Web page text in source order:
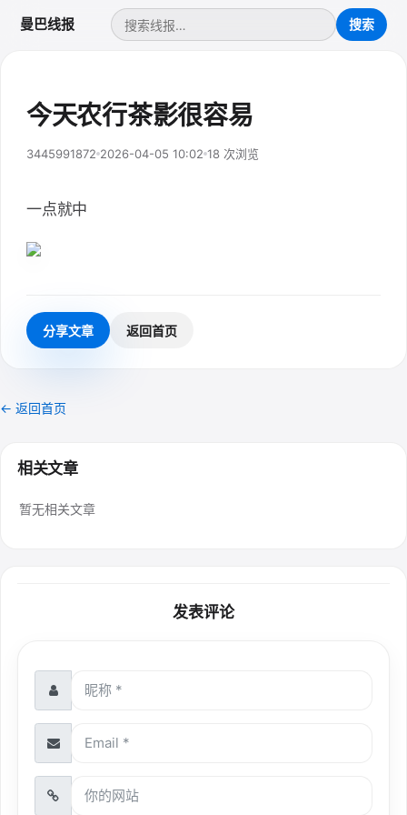
曼巴线报
今天农行茶影很容易
3445991872 2026-04-05 10:02 18 次浏览
一点就中
分享文章 返回首页
← 返回首页
相关文章
暂无相关文章
发表评论